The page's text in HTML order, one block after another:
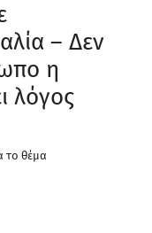
– Δεν
η
λόγος
το θέμα